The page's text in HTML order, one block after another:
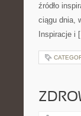
źródło
ciągu dnia,
Inspiracje i